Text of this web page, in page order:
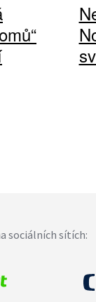
sociálních sítích: